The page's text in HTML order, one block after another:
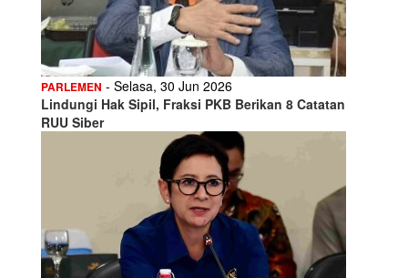
PARLEMEN - Selasa, 30 Jun 2026
Lindungi Hak Sipil, Fraksi PKB Berikan 8 Catatan
RUU Siber